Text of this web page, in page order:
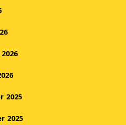
2025
2025